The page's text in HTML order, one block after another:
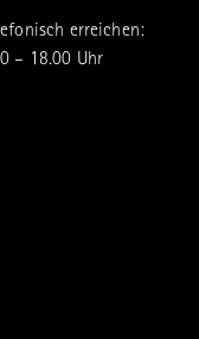
erreichen:
– 18.00 Uhr